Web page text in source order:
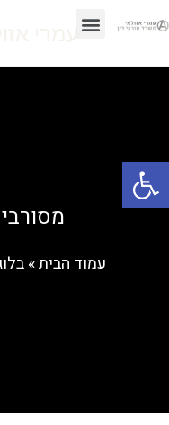
פתח סרגל נגישות
עמרי
עמוד הבית»